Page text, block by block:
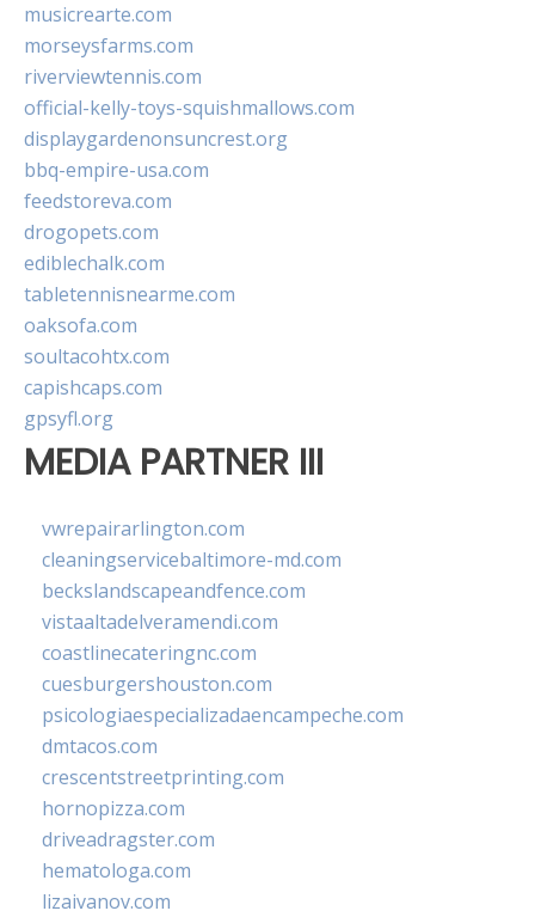
musicrearte.com
morseysfarms.com
riverviewtennis.com
official-kelly-toys-squishmallows.com
displaygardenonsuncrest.org
bbq-empire-usa.com
feedstoreva.com
drogopets.com
ediblechalk.com
tabletennisnearme.com
oaksofa.com
soultacohtx.com
capishcaps.com
gpsyfl.org
MEDIA PARTNER III
vwrepairarlington.com
cleaningservicebaltimore-md.com
beckslandscapeandfence.com
vistaaltadelveramendi.com
coastlinecateringnc.com
cuesburgershouston.com
psicologiaespecializadaencampeche.com
dmtacos.com
crescentstreetprinting.com
hornopizza.com
driveadragster.com
hematologa.com
lizaivanov.com